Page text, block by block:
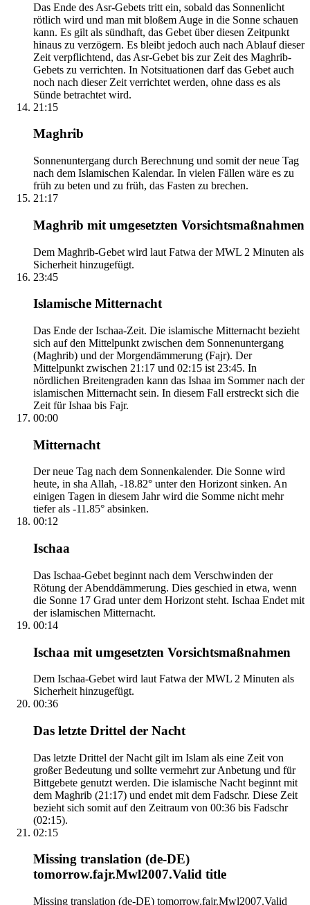
Das Ende des Asr-Gebets tritt ein, sobald das Sonnenlicht
rötlich wird und man mit bloßem Auge in die Sonne schauen
kann. Es gilt als sündhaft, das Gebet über diesen Zeitpunkt
hinaus zu verzögern. Es bleibt jedoch auch nach Ablauf dieser
Zeit verpflichtend, das Asr-Gebet bis zur Zeit des Maghrib-
Gebets zu verrichten. In Notsituationen darf das Gebet auch
noch nach dieser Zeit verrichtet werden, ohne dass es als
Sünde betrachtet wird.
21:15
Maghrib
Sonnenuntergang durch Berechnung und somit der neue Tag
nach dem Islamischen Kalendar. In vielen Fällen wäre es zu
früh zu beten und zu früh, das Fasten zu brechen.
21:17
Maghrib mit umgesetzten Vorsichtsmaßnahmen
Dem Maghrib-Gebet wird laut Fatwa der MWL 2 Minuten als
Sicherheit hinzugefügt.
23:45
Islamische Mitternacht
Das Ende der Ischaa-Zeit. Die islamische Mitternacht bezieht
sich auf den Mittelpunkt zwischen dem Sonnenuntergang
(Maghrib) und der Morgendämmerung (Fajr). Der
Mittelpunkt zwischen 21:17 und 02:15 ist 23:45. In
nördlichen Breitengraden kann das Ishaa im Sommer nach der
islamischen Mitternacht sein. In diesem Fall erstreckt sich die
Zeit für Ishaa bis Fajr.
00:00
Mitternacht
Der neue Tag nach dem Sonnenkalender. Die Sonne wird
heute, in sha Allah, -18.82° unter den Horizont sinken. An
einigen Tagen in diesem Jahr wird die Somme nicht mehr
tiefer als -11.85° absinken.
00:12
Ischaa
Das Ischaa-Gebet beginnt nach dem Verschwinden der
Rötung der Abenddämmerung. Dies geschied in etwa, wenn
die Sonne 17 Grad unter dem Horizont steht. Ischaa Endet mit
der islamischen Mitternacht.
00:14
Ischaa mit umgesetzten Vorsichtsmaßnahmen
Dem Ischaa-Gebet wird laut Fatwa der MWL 2 Minuten als
Sicherheit hinzugefügt.
00:36
Das letzte Drittel der Nacht
Das letzte Drittel der Nacht gilt im Islam als eine Zeit von
großer Bedeutung und sollte vermehrt zur Anbetung und für
Bittgebete genutzt werden. Die islamische Nacht beginnt mit
dem Maghrib (21:17) und endet mit dem Fadschr. Diese Zeit
bezieht sich somit auf den Zeitraum von 00:36 bis Fadschr
(02:15).
02:15
Missing translation (de-DE)
tomorrow.fajr.Mwl2007.Valid title
Missing translation (de-DE) tomorrow.fajr.Mwl2007.Valid